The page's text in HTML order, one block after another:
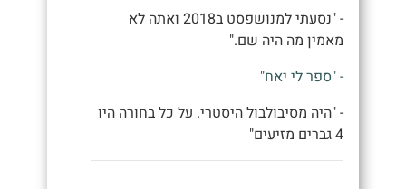
- "נסעתי למנושפסט ב2018 ואתה לא
מאמין מה היה שם."
- "ספר לי יאח"
- "היה מסיבולבול היסטרי. על כל בחורה היו
4 גברים מזיעים"